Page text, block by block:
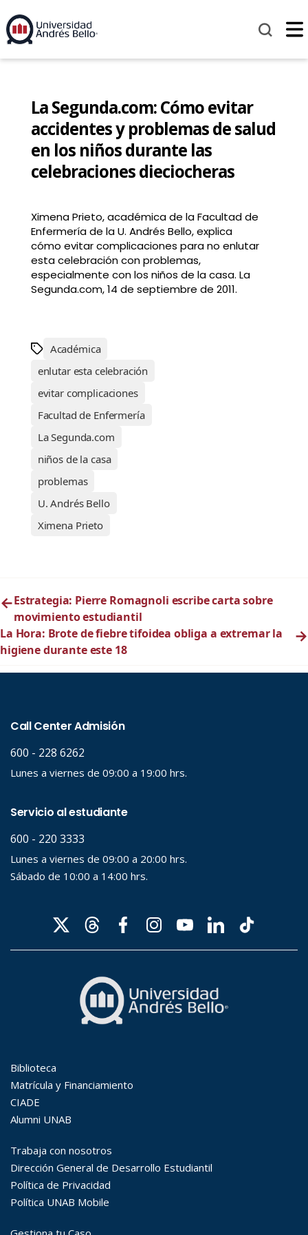
La Segunda.com: Cómo evitar
accidentes y problemas de salud
en los niños durante las
celebraciones dieciocheras
Ximena Prieto, académica de la Facultad de
Enfermería de la U. Andrés Bello, explica
cómo evitar complicaciones para no enlutar
esta celebración con problemas,
especialmente con los niños de la casa. La
Segunda.com, 14 de septiembre de 2011.
Académica
enlutar esta celebración
evitar complicaciones
Facultad de Enfermería
La Segunda.com
niños de la casa
problemas
U. Andrés Bello
Ximena Prieto
←Estrategia: Pierre Romagnoli escribe carta sobre
movimiento estudiantil
La Hora: Brote de fiebre tifoidea obliga a extremar la
higiene durante este 18
→